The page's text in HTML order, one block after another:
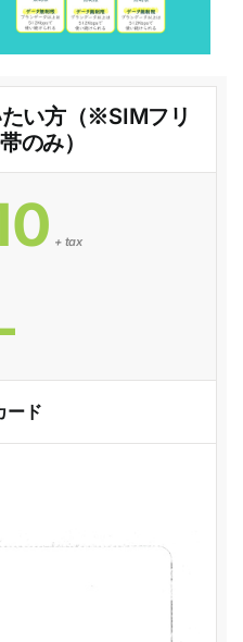
い方（※SIMフリ
のみ）
+ tax
ード